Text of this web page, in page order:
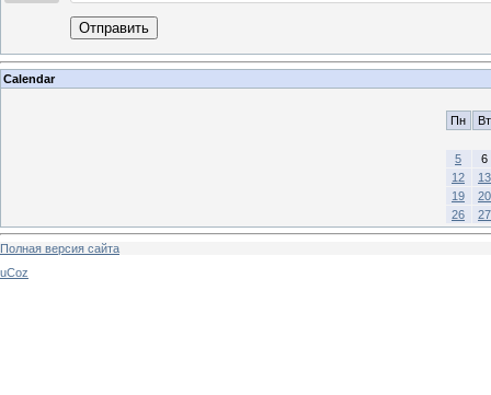
Отправить
Calendar
Пн Вт
5
6
12
13
19
20
26
27
Полная версия сайта
uCoz